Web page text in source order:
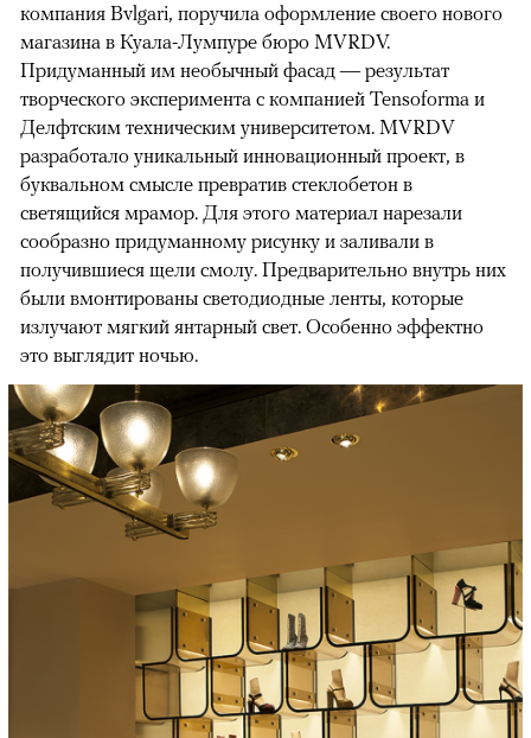
компания Bvlgari, поручила оформление своего нового
магазина в Куала-Лумпуре бюро MVRDV.
Придуманный им необычный фасад — результат
творческого эксперимента с компанией Tensoforma и
Делфтским техническим университетом. MVRDV
разработало уникальный инновационный проект, в
буквальном смысле превратив стеклобетон в
светящийся мрамор. Для этого материал нарезали
сообразно придуманному рисунку и заливали в
получившиеся щели смолу. Предварительно внутрь них
были вмонтированы светодиодные ленты, которые
излучают мягкий янтарный свет. Особенно эффектно
это выглядит ночью.